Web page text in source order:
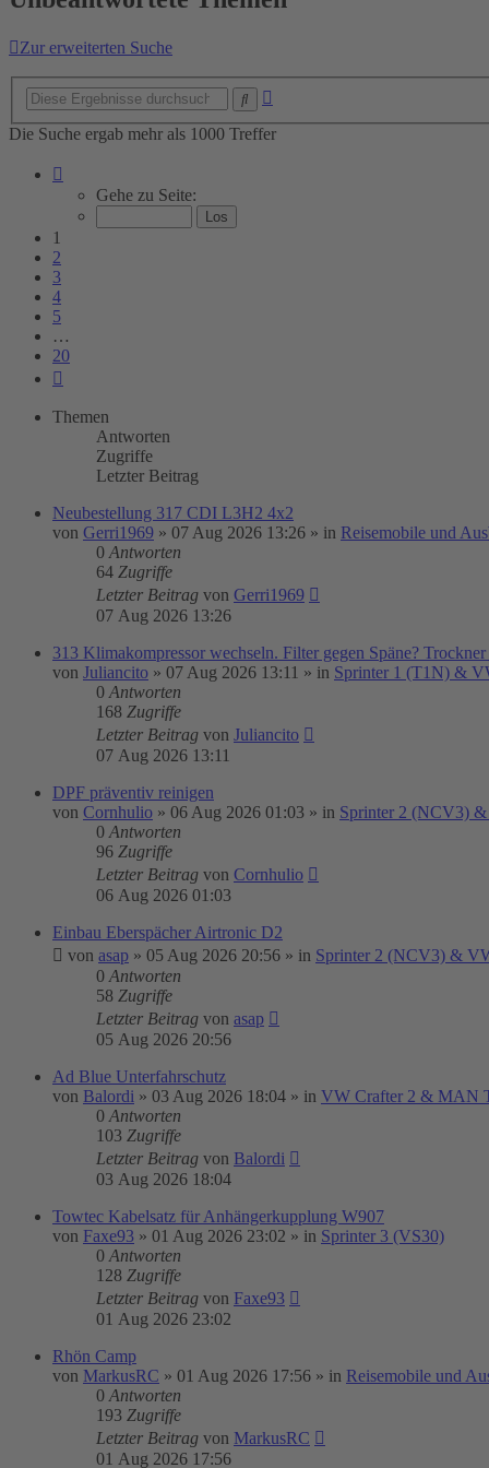
Zur erweiterten Suche
Die Suche ergab mehr als 1000 Treffer
von
Gehe zu Seite:
1
2
3
4
5
…
20
Themen
Antworten
Zugriffe
Letzter Beitrag
Neubestellung 317 CDI L3H2 4x2
von Gerri1969 » 07 Aug 2026 13:26 » in Reisemobile und
0 Antworten
64 Zugriffe
Letzter Beitrag von Gerri1969
07 Aug 2026 13:26
313 Klimakompressor wechseln. Filter gegen Späne?
von Juliancito » 07 Aug 2026 13:11 » in Sprinter 1 (T1N) &
0 Antworten
168 Zugriffe
Letzter Beitrag von Juliancito
07 Aug 2026 13:11
DPF präventiv reinigen
von Cornhulio » 06 Aug 2026 01:03 » in Sprinter 2 (NCV3)
0 Antworten
96 Zugriffe
Letzter Beitrag von Cornhulio
06 Aug 2026 01:03
Einbau Eberspächer Airtronic D2
von asap » 05 Aug 2026 20:56 » in Sprinter 2 (NCV3) &
0 Antworten
58 Zugriffe
Letzter Beitrag von asap
05 Aug 2026 20:56
Ad Blue Unterfahrschutz
von Balordi » 03 Aug 2026 18:04 » in VW Crafter 2 & MAN
0 Antworten
103 Zugriffe
Letzter Beitrag von Balordi
03 Aug 2026 18:04
Towtec Kabelsatz für Anhängerkupplung W907
von Faxe93 » 01 Aug 2026 23:02 » in Sprinter 3 (VS30)
0 Antworten
128 Zugriffe
Letzter Beitrag von Faxe93
01 Aug 2026 23:02
Rhön Camp
von MarkusRC » 01 Aug 2026 17:56 » in Reisemobile und
0 Antworten
193 Zugriffe
Letzter Beitrag von MarkusRC
01 Aug 2026 17:56